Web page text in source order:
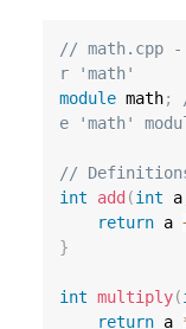
// math.cpp -
r 'math'
module math;
e 'math'
//
int
add (int a
return a
}
int multiply(
return a